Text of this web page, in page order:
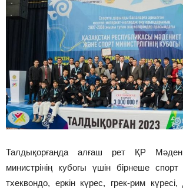
Талдықорғанда алғаш рет ҚР
министрінің кубогы үшін бірнеше спорт
тхеквондо, еркін күрес, грек-рим